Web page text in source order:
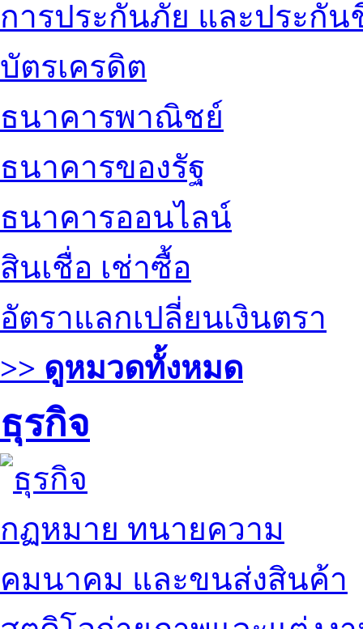
การประกันภัย และประกัน
บัตรเครดิต
ธนาคารพาณิชย์
ธนาคารของรัฐ
ธนาคารออนไลน์
สินเชื่อ เช่าซื้อ
อัตราแลกเปลี่ยนเงินตรา
>> ดูหมวดทั้งหมด
ธุรกิจ
กฏหมาย ทนายความ
คมนาคม และขนส่งสินค้า